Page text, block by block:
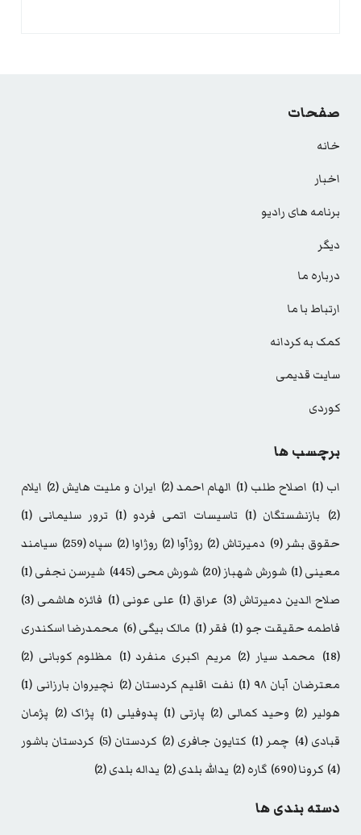
صفحات
خانه
اخبار
برنامه های رادیو
دیگر
درباره ما
ارتباط با ما
کمک به کردانه
سایت قدیمی
کوردی
برچسب ها
اب (1) اصلاح طلب (1) الهام احمد(2) ایران و ملیت هایش (2)
ایلام
(2)
بازنشستگان (1) تاسیسات اتمی فردو (1) ترور سلیمانی (1)
حقوق بشر (9) دمیرتاش (2) روژآوا(2) روژاوا(2) سپاه(259)
سیامند
معینی(1) شورش شهباز(20) شورش محی(445) شیرسن نجفی(1)
صلاح الدین دمیرتاش (3) عراق (1) علی عونی (1) فائزه هاشمی (3)
فاطمه حقیقت جو (1) فقر (1) مالک بیگی(6)
محمدرضا اسکندری
(18)
محمد سیار (2) مریم اکبری منفرد (1) مظلوم کوبانی (2)
معترضان آبان ۹۸
(1) نفت اقلیم کردستان (2) نچیروان بارزانی (1)
هولیر (2) وحید کمالی (2) پارتی (1) پدوفیلی (1) پژاک (2)
پژمان
قبادی (4) چمر (1) کتایون جافری (2) کردستان (5)
کردستان باشور
(4)
کرونا(690) گاره(2) یدالله بلدی(2) یداله بلدی(2)
دسته بندی ها